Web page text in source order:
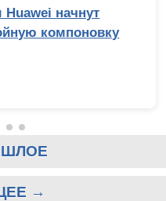
начнут
компоновку
→